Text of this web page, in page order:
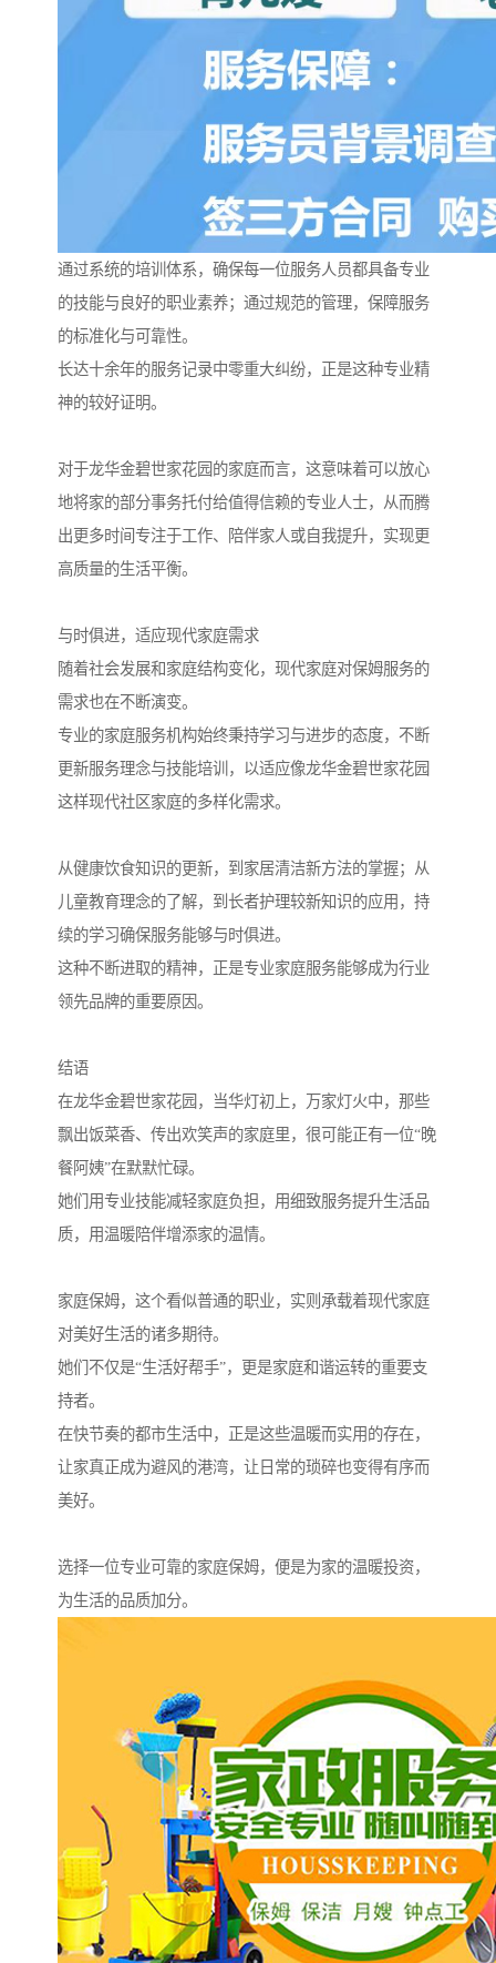
通过系统的培训体系，确保每一位服务人员都具备专业
的技能与良好的职业素养；通过规范的管理，保障服务
的标准化与可靠性。
长达十余年的服务记录中零重大纠纷，正是这种专业精
神的较好证明。
对于龙华金碧世家花园的家庭而言，这意味着可以放心
地将家的部分事务托付给值得信赖的专业人士，从而腾
出更多时间专注于工作、陪伴家人或自我提升，实现更
高质量的生活平衡。
与时俱进，适应现代家庭需求
随着社会发展和家庭结构变化，现代家庭对保姆服务的
需求也在不断演变。
专业的家庭服务机构始终秉持学习与进步的态度，不断
更新服务理念与技能培训，以适应像龙华金碧世家花园
这样现代社区家庭的多样化需求。
从健康饮食知识的更新，到家居清洁新方法的掌握；从
儿童教育理念的了解，到长者护理较新知识的应用，持
续的学习确保服务能够与时俱进。
这种不断进取的精神，正是专业家庭服务能够成为行业
领先品牌的重要原因。
结语
在龙华金碧世家花园，当华灯初上，万家灯火中，那些
飘出饭菜香、传出欢笑声的家庭里，很可能正有一位“晚
餐阿姨”在默默忙碌。
她们用专业技能减轻家庭负担，用细致服务提升生活品
质，用温暖陪伴增添家的温情。
家庭保姆，这个看似普通的职业，实则承载着现代家庭
对美好生活的诸多期待。
她们不仅是“生活好帮手”，更是家庭和谐运转的重要支
持者。
在快节奏的都市生活中，正是这些温暖而实用的存在，
让家真正成为避风的港湾，让日常的琐碎也变得有序而
美好。
选择一位专业可靠的家庭保姆，便是为家的温暖投资，
为生活的品质加分。